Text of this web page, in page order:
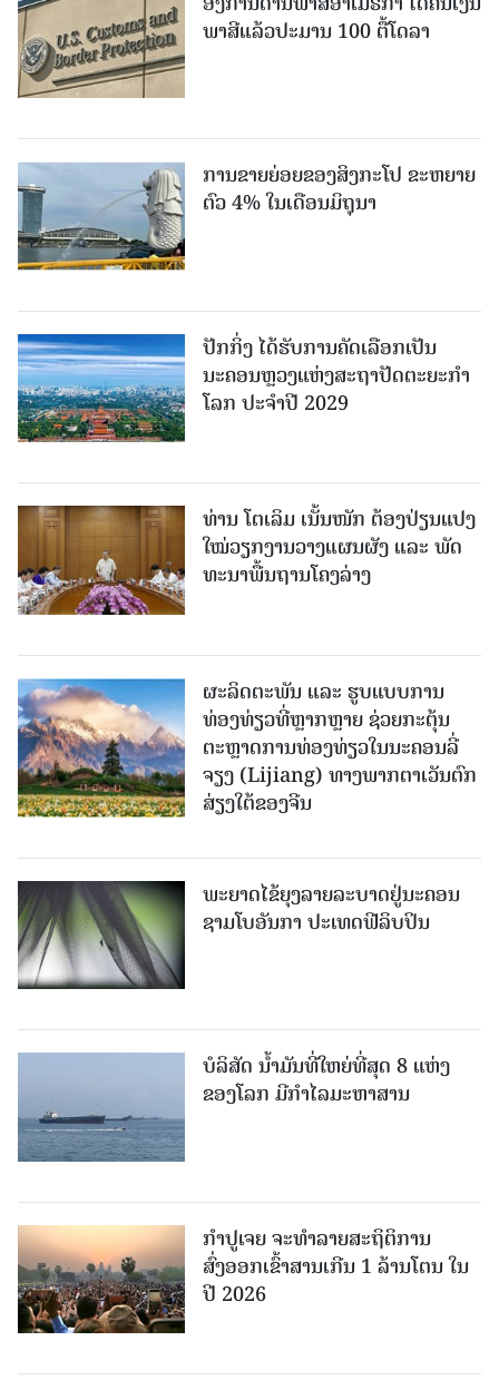
ພາສີແລ້ວປະມານ 100 ຕື້ໂດລາ
ການຂາຍຍ່ອຍຂອງສິງກະໂປ ຂະຫຍາຍ
ຕົວ 4% ໃນເດືອນມິຖຸນາ
ປັກກິ່ງ ໄດ້ຮັບການຄັດເລືອກເປັນ
ນະຄອນຫຼວງແຫ່ງສະຖາປັດຕະຍະກຳ
ໂລກ ປະຈຳປີ 2029
ທ່ານ ໂຕ​ເລິມ ເນັ້ນໜັກ ຕ້ອງ​ປ່ຽນ​ແປງ​
ໃໝ່​ວຽກ​ງານ​ວາງ​ແຜນ​ຜັງ ແລະ ​ພັດ​
ທະ​ນາ​ພື້ນ​ຖານ​ໂຄງ​ລ່າງ
ຜະລິດຕະພັນ ແລະ ຮູບແບບການ
ທ່ອງທ່ຽວທີ່ຫຼາກຫຼາຍ ຊ່ວຍກະຕຸ້ນ
ຕະຫຼາດການທ່ອງທ່ຽວໃນນະຄອນລີ່
ຈຽງ (Lijiang) ທາງພາກຕາເວັນຕົກ
ສ່ຽງໃຕ້ຂອງຈີນ
ພະຍາດໄຂ້ຍຸງລາຍລະບາດຢູ່ນະຄອນ
ຊາມໂບ​ອັນກາ ປະເທດຟີລິບປິນ
ບໍລິສັດ ນ້ຳມັນທີ່ໃຫຍ່ທີ່ສຸດ 8 ແຫ່ງ
ຂອງໂລກ ມີກຳໄລມະຫາສານ
ກຳປູເຈຍ ຈະທຳລາຍສະຖິຕິການ
ສົ່ງອອກເຂົ້າສານເກີນ 1 ລ້ານໂຕນ ໃນ
ປີ 2026